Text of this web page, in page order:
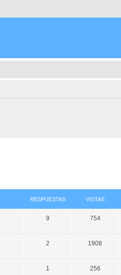
RESPUESTAS VISTAS
9 754
2 1908
1 256